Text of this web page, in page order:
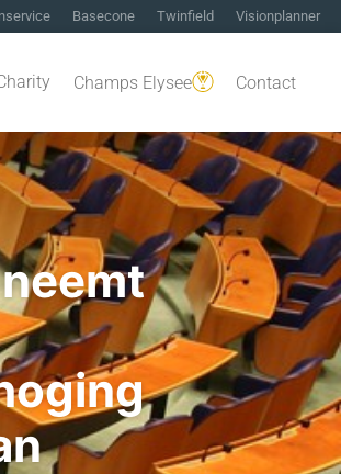
Basecone Twinfield Visionplanner
Champs Elysee Contact